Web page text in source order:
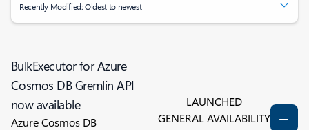
Recently Modified: Oldest to newest
BulkExecutor for Azure
Cosmos DB Gremlin API
now available
Azure Cosmos DB
LAUNCHED
GENERAL AVAILABILITY